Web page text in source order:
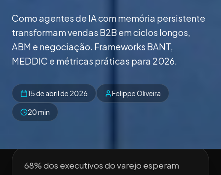
Como agentes de IA com memória persistente
transformam vendas B2B em ciclos longos,
ABM e negociação. Frameworks BANT,
MEDDIC e métricas práticas para 2026.
15 de abril de 2026 Felippe Oliveira
20 min
68% dos executivos do varejo esperam